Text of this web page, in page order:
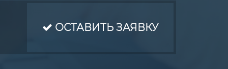
ОСТАВИТЬ ЗАЯВКУ